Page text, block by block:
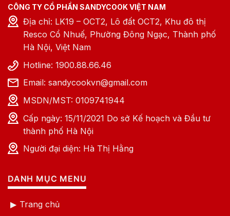
CÔNG TY CỔ PHẦN SANDYCOOK VIỆT NAM
Địa chỉ: LK19 – OCT2, Lô đất OCT2, Khu đô thị
Resco Cổ Nhuế, Phường Đông Ngạc, Thành phố
Hà Nội, Việt Nam
Hotline: 1900.88.66.46
Email: sandycookvn@gmail.com
MSDN/MST: 0109741944
Cấp ngày: 15/11/2021 Do sở Kế hoạch và Đầu tư
thành phố Hà Nội
Người đại diện: Hà Thị Hằng
DANH MỤC MENU
Trang chủ